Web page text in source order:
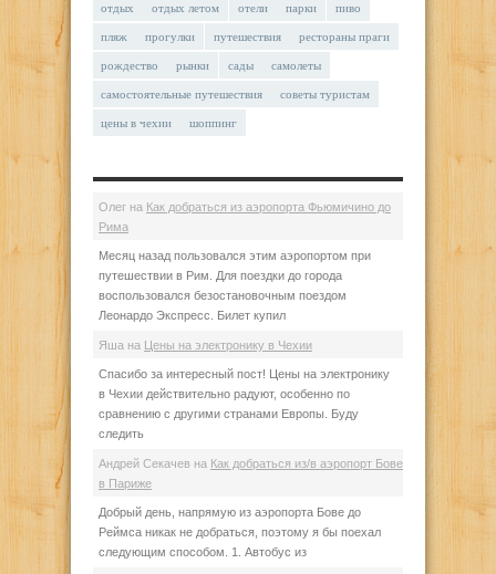
отдых отдых летом отели парки пиво
пляж прогулки путешествия рестораны праги
рождество рынки сады самолеты
самостоятельные путешествия советы туристам
цены в чехии шоппинг
Олег на Как добраться из аэропорта Фьюмичино до
Рима
Месяц назад пользовался этим аэропортом при
путешествии в Рим. Для поездки до города
воспользовался безостановочным поездом
Леонардо Экспресс. Билет купил
Яша на Цены на электронику в Чехии
Спасибо за интересный пост! Цены на электронику
в Чехии действительно радуют, особенно по
сравнению с другими странами Европы. Буду
следить
Андрей Секачев на Как добраться из/в аэропорт Бове
в Париже
Добрый день, напрямую из аэропорта Бове до
Реймса никак не добраться, поэтому я бы поехал
следующим способом. 1. Автобус из